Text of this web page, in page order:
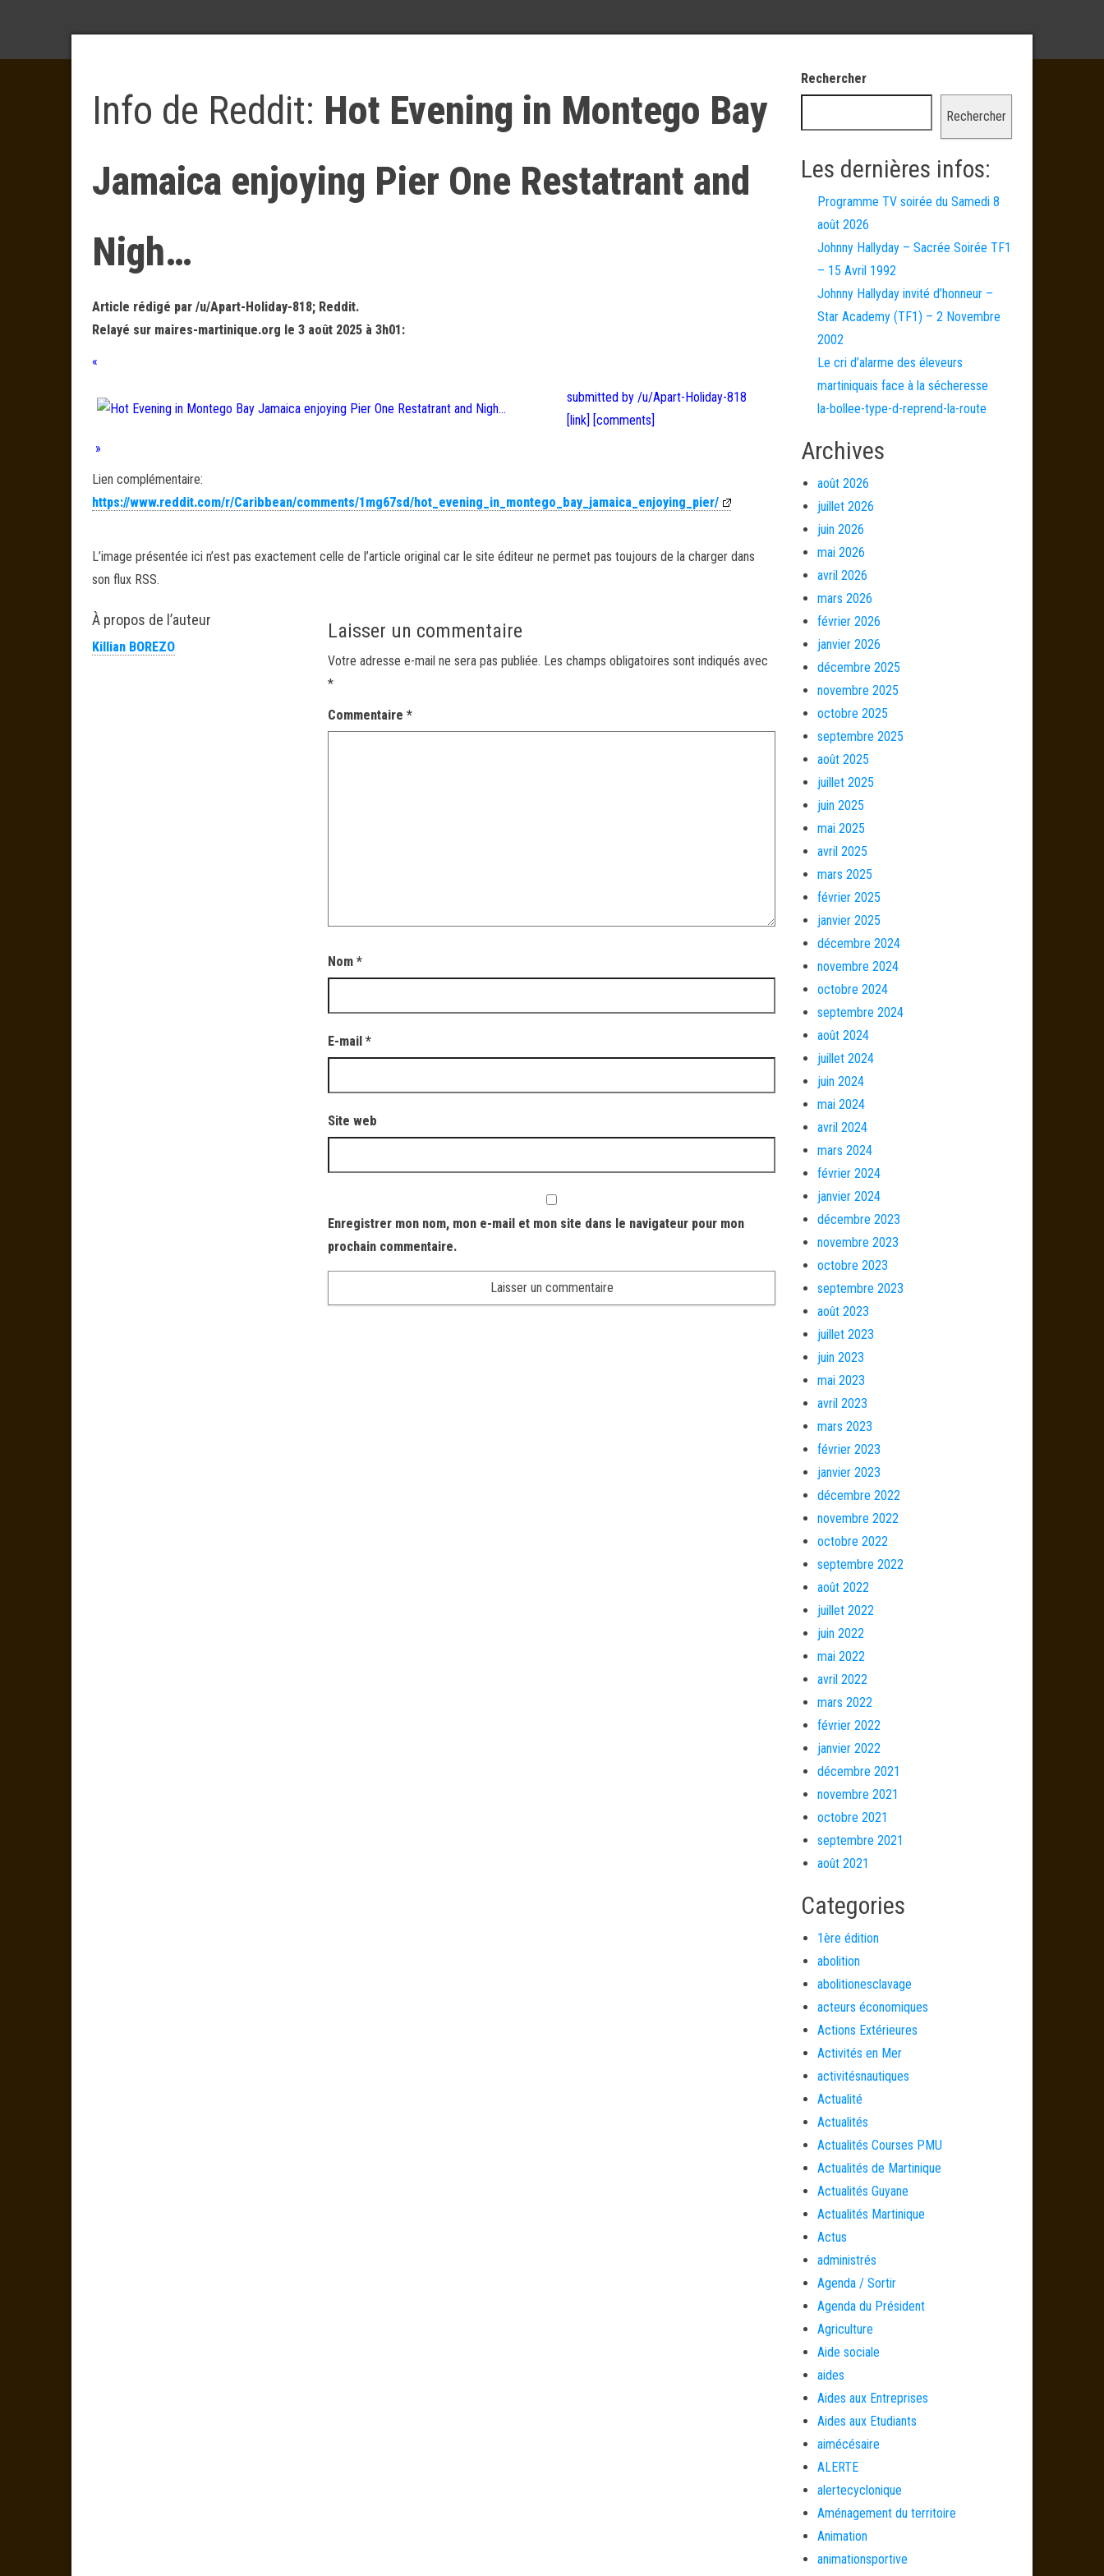
Info de Reddit: Hot Evening in Montego Bay
Jamaica enjoying Pier One Restatrant and
Nigh…
Article rédigé par /u/Apart-Holiday-818; Reddit.
Relayé sur maires-martinique.org le 3 août 2025 à 3h01:
«
submitted by /u/Apart-Holiday-818
[link] [comments]
»
Lien complémentaire:
https://www.reddit.com/r/Caribbean/comments/1mg67sd/hot_evening_in_montego_bay_jamaica_enjoying_pier/
L’image présentée ici n’est pas exactement celle de l’article original car le site éditeur ne permet pas toujours de la charger dans
son flux RSS.
À propos de l’auteur
Killian BOREZO
Laisser un commentaire
Votre adresse e-mail ne sera pas publiée. Les champs obligatoires sont indiqués avec
*
Commentaire*
Nom*
E-mail*
Site web
Enregistrer mon nom, mon e-mail et mon site dans le navigateur pour mon
prochain commentaire.
Rechercher
Rechercher
Les dernières infos:
Programme TV soirée du Samedi 8
août 2026
Johnny Hallyday – Sacrée Soirée TF1
– 15 Avril 1992
Johnny Hallyday invité d’honneur –
Star Academy (TF1) – 2 Novembre
2002
Le cri d’alarme des éleveurs
martiniquais face à la sécheresse
la-bollee-type-d-reprend-la-route
Archives
août 2026
juillet 2026
juin 2026
mai 2026
avril 2026
mars 2026
février 2026
janvier 2026
décembre 2025
novembre 2025
octobre 2025
septembre 2025
août 2025
juillet 2025
juin 2025
mai 2025
avril 2025
mars 2025
février 2025
janvier 2025
décembre 2024
novembre 2024
octobre 2024
septembre 2024
août 2024
juillet 2024
juin 2024
mai 2024
avril 2024
mars 2024
février 2024
janvier 2024
décembre 2023
novembre 2023
octobre 2023
septembre 2023
août 2023
juillet 2023
juin 2023
mai 2023
avril 2023
mars 2023
février 2023
janvier 2023
décembre 2022
novembre 2022
octobre 2022
septembre 2022
août 2022
juillet 2022
juin 2022
mai 2022
avril 2022
mars 2022
février 2022
janvier 2022
décembre 2021
novembre 2021
octobre 2021
septembre 2021
août 2021
Categories
1ère édition
abolition
abolitionesclavage
acteurs économiques
Actions Extérieures
Activités en Mer
activitésnautiques
Actualité
Actualités
Actualités Courses PMU
Actualités de Martinique
Actualités Guyane
Actualités Martinique
Actus
administrés
Agenda / Sortir
Agenda du Président
Agriculture
Aide sociale
aides
Aides aux Entreprises
Aides aux Etudiants
aimécésaire
ALERTE
alertecyclonique
Aménagement du territoire
Animation
animationsportive